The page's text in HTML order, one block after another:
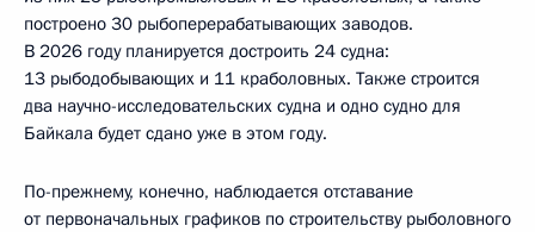
построено 30 рыбоперерабатывающих заводов.
В 2026 году планируется достроить 24 судна:
13 рыбодобывающих и 11 краболовных. Также строится
два научно-исследовательских судна и одно судно для
Байкала будет сдано уже в этом году.
По-прежнему, конечно, наблюдается отставание
от первоначальных графиков по строительству рыболовного